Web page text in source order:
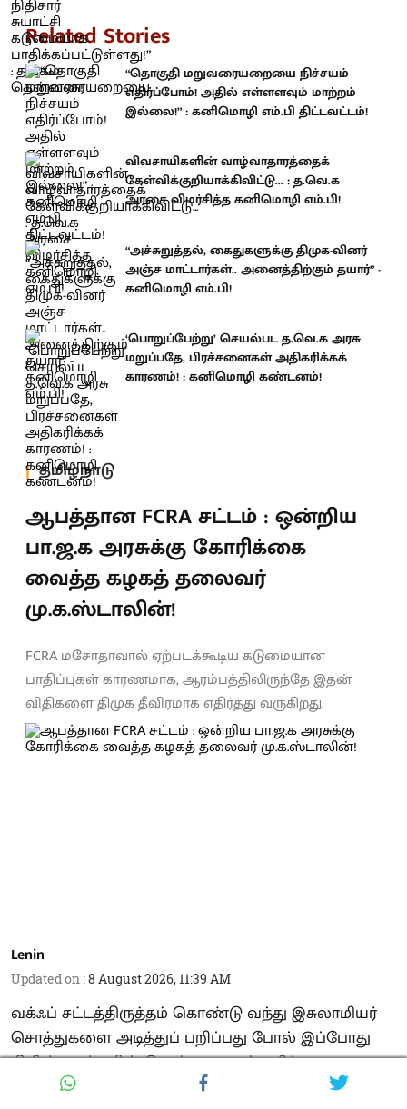
Related Stories
“தொகுதி மறுவரையறையை நிச்சயம்
எதிர்ப்போம்! அதில் எள்ளளவும் மாற்றம்
இல்லை!” : கனிமொழி எம்.பி திட்டவட்டம்!
விவசாயிகளின் வாழ்வாதாரத்தைக்
கேள்விக்குறியாக்கிவிட்டு... : த.வெ.க
அரசை விமர்சித்த கனிமொழி எம்.பி!
“அச்சுறுத்தல், கைதுகளுக்கு திமுக-வினர்
அஞ்ச மாட்டார்கள்.. அனைத்திற்கும் தயார்” -
கனிமொழி எம்.பி!
‘பொறுப்பேற்று’ செயல்பட த.வெ.க அரசு
மறுப்பதே, பிரச்சனைகள் அதிகரிக்கக்
காரணம்! : கனிமொழி கண்டனம்!
தமிழ்நாடு
ஆபத்தான FCRA சட்டம் : ஒன்றிய
பா.ஜ.க அரசுக்கு கோரிக்கை
வைத்த கழகத் தலைவர்
மு.க.ஸ்டாலின்!
FCRA மசோதாவால் ஏற்படக்கூடிய கடுமையான
பாதிப்புகள் காரணமாக, ஆரம்பத்திலிருந்தே இதன்
விதிகளை திமுக தீவிரமாக எதிர்த்து வருகிறது.
Lenin
Updated on :8 August 2026, 11:39 AM
வக்ஃப் சட்டத்திருத்தம் கொண்டு வந்து இசுலாமியர்
சொத்துகளை அடித்துப் பறிப்பது போல் இப்போது
கிறிஸ்தவர்களின் சொத்துகளைப் பறிக்க,
வெளிநாட்டு நிதிப் பங்களிப்பு ஒழுங்குமுறை சட்டத்